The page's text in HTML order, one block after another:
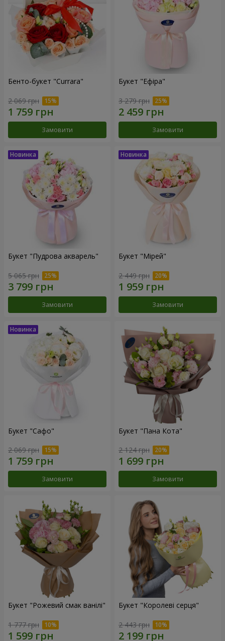
Бенто-букет "Currara"
2 069 грн
Замовити
Букет "Ефіра"
3 279 грн
Замовити
Букет "Пудрова акварель"
5 065 грн
Замовити
Букет "Мірей"
2 449 грн
Замовити
Букет "Сафо"
2 069 грн
Замовити
Букет "Пана Кота"
2 124 грн
Замовити
Букет "Рожевий смак ванілі"
1 777 грн
Букет "Королеві серця"
2 443 грн